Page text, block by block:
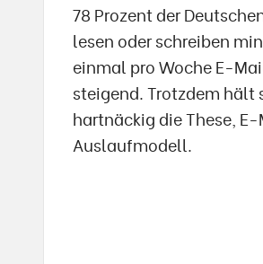
78 Prozent der
lesen oder schreiben
einmal pro Woche E-
steigend. Trotzdem hält
hartnäckig die These,
Auslaufmodell.